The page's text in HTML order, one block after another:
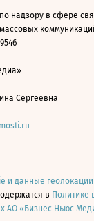
надзору в сфере
Сергеевна
и данные геолокации
в Политике
АО «Бизнес Ньюс